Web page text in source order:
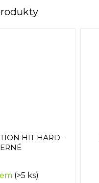
HIT HARD -
(>5 ks)